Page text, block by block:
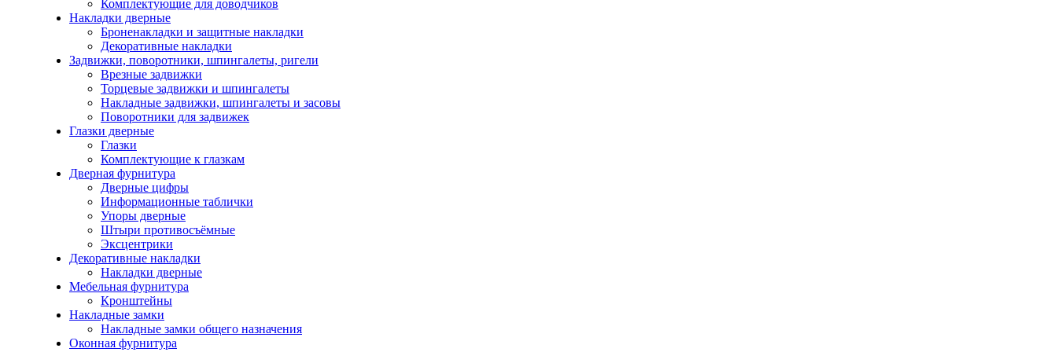
Комплектующие для доводчиков
Накладки дверные
Броненакладки и защитные накладки
Декоративные накладки
Задвижки, поворотники, шпингалеты, ригели
Врезные задвижки
Торцевые задвижки и шпингалеты
Накладные задвижки, шпингалеты и засовы
Поворотники для задвижек
Глазки дверные
Глазки
Комплектующие к глазкам
Дверная фурнитура
Дверные цифры
Информационные таблички
Упоры дверные
Штыри противосъёмные
Эксцентрики
Декоративные накладки
Накладки дверные
Мебельная фурнитура
Кронштейны
Накладные замки
Накладные замки общего назначения
Оконная фурнитура